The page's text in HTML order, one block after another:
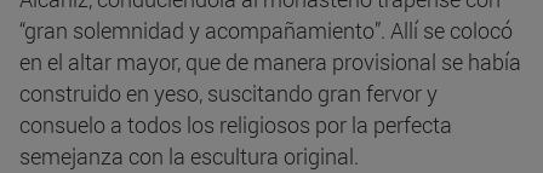
“gran solemnidad y acompañamiento”. Allí se colocó
en el altar mayor, que de manera provisional se había
construido en yeso, suscitando gran fervor y
consuelo a todos los religiosos por la perfecta
semejanza con la escultura original.